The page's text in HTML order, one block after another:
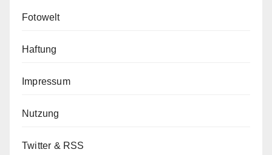
Fotowelt
Haftung
Impressum
Nutzung
Twitter & RSS